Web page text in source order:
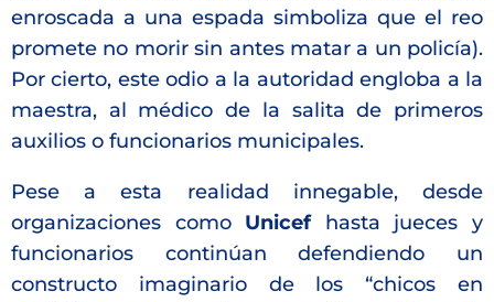
enroscada a una espada simboliza que el reo
promete no morir sin antes matar a un policía).
Por cierto, este odio a la autoridad engloba a la
maestra, al médico de la salita de primeros
auxilios o funcionarios municipales.
Pese a esta realidad innegable, desde
organizaciones como Unicefhasta jueces y
funcionarios continúan defendiendo un
constructo imaginario de los “chicos en